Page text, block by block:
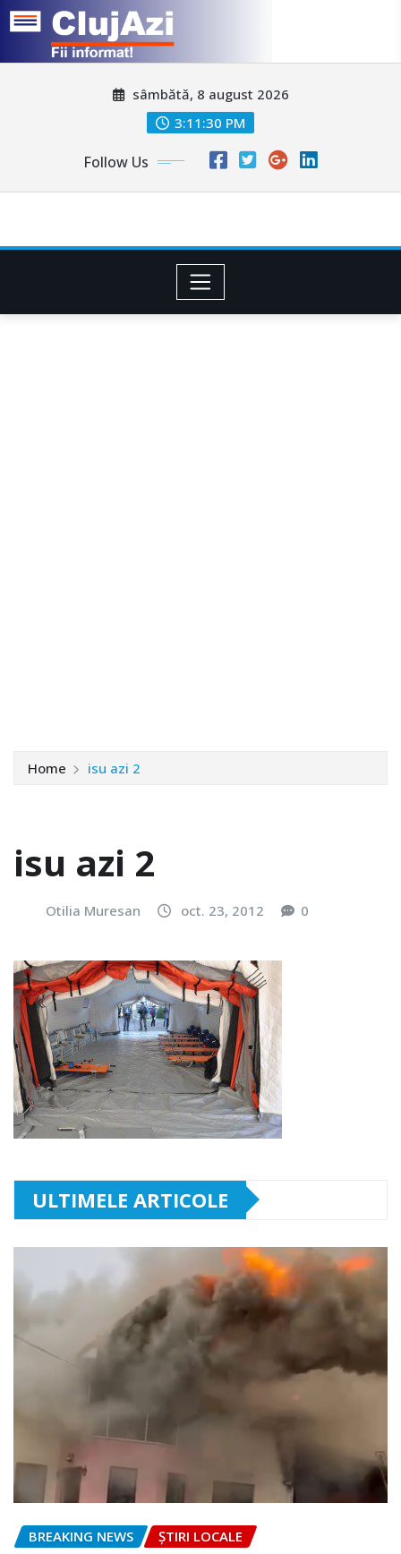
sâmbătă, 8 august 2026
3:11:33 PM
Follow Us
Home isu azi 2
isu azi 2
Otilia Muresan oct. 23, 2012 0
ULTIMELE ARTICOLE
BREAKING NEWS ȘTIRI LOCALE